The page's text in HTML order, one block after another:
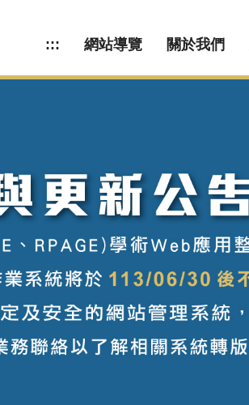
::: 網站導覽 關於我們